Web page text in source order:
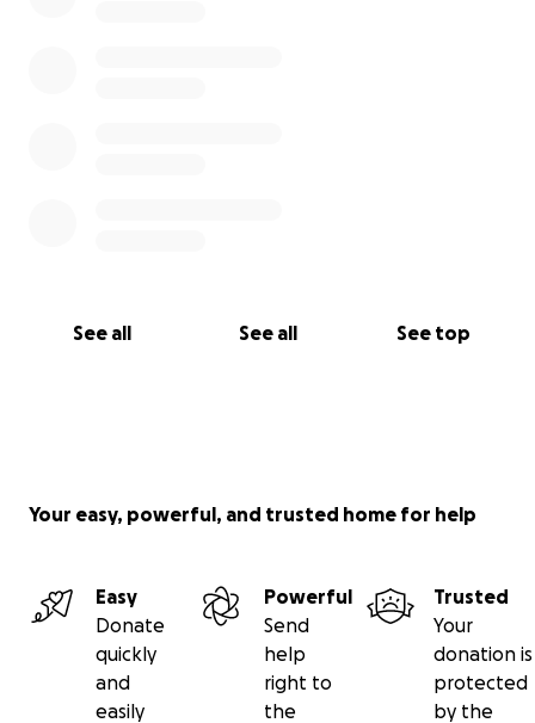
See all See all See top
Your easy, powerful, and trusted home for help
Easy
Donate
quickly
and
easily
Powerful
Send
help
right to
the
Trusted
Your
donation is
protected
by the